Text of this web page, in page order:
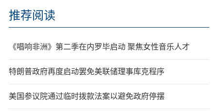
推荐阅读
《唱响非洲》第二季在内罗毕启动 聚焦女性音乐人才
特朗普政府再度启动罢免美联储理事库克程序
美国参议院通过临时拨款法案以避免政府停摆